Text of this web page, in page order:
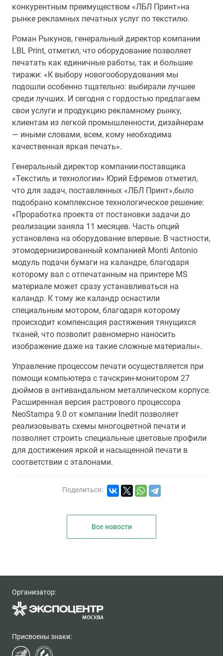
конкурентным преимуществом «ЛБЛ Принт»на
рынке рекламных печатных услуг по текстилю.
Роман Рыкунов, генеральный директор компании
LBL Print, отметил, что оборудование позволяет
печатать как единичные работы, так и большие
тиражи: «К выбору новогооборудования мы
подошли особенно тщательно: выбирали лучшее
среди лучших. И сегодня с гордостью предлагаем
свои услуги и продукцию рекламному рынку,
клиентам из легкой промышленности, дизайнерам
— иными словами, всем, кому необходима
качественная яркая печать».
Генеральный директор компании-поставщика
«Текстиль и технологии» Юрий Ефремов отметил,
что для задач, поставленных «ЛБЛ Принт»,было
подобрано комплексное технологическое решение:
«Проработка проекта от постановки задачи до
реализации заняла 11 месяцев. Часть опций
установлена на оборудование впервые. В частности,
этомодернизированный компанией Monti Antonio
модуль подачи бумаги на каландре, благодаря
которому вал с отпечатанным на принтере MS
материале может сразу устанавливаться на
каландр. К тому же каландр оснастили
специальным мотором, благодаря которому
происходит компенсация растяжения тянущихся
тканей, что позволит равномерно наносить
изображение даже на такие сложные материалы».
Управление процессом печати осуществляется при
помощи компьютера с тачскрин-монитором 27
дюймов в антивандальном металлическом корпусе.
Расширенная версия растрового процессора
NeoStampa 9.0 от компании Inedit позволяет
реализовывать схемы многоцветной печати и
позволяет строить специальные цветовые профили
для достижения яркой и насыщенной печати в
соответствии с эталонами.
Поделиться:
Все новости
Организатор:
Присвоены знаки: